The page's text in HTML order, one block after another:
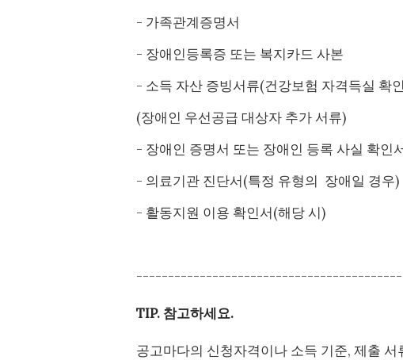
- 가족관계증명서
- 장애인등록증 또는 복지카드 사본
- 소득 자산 증빙서류(건강보험 자격득실 확
(장애인 우선공급 대상자 추가 서류)
- 장애인 증명서 또는 장애인 등록 사실 확인
- 의료기관 진단서(특정 유형의 장애일 경우)
- 활동지원 이용 확인서(해당 시)
TIP. 참고하세요.
공고마다의 신청자격이나 소득 기준, 제출 서